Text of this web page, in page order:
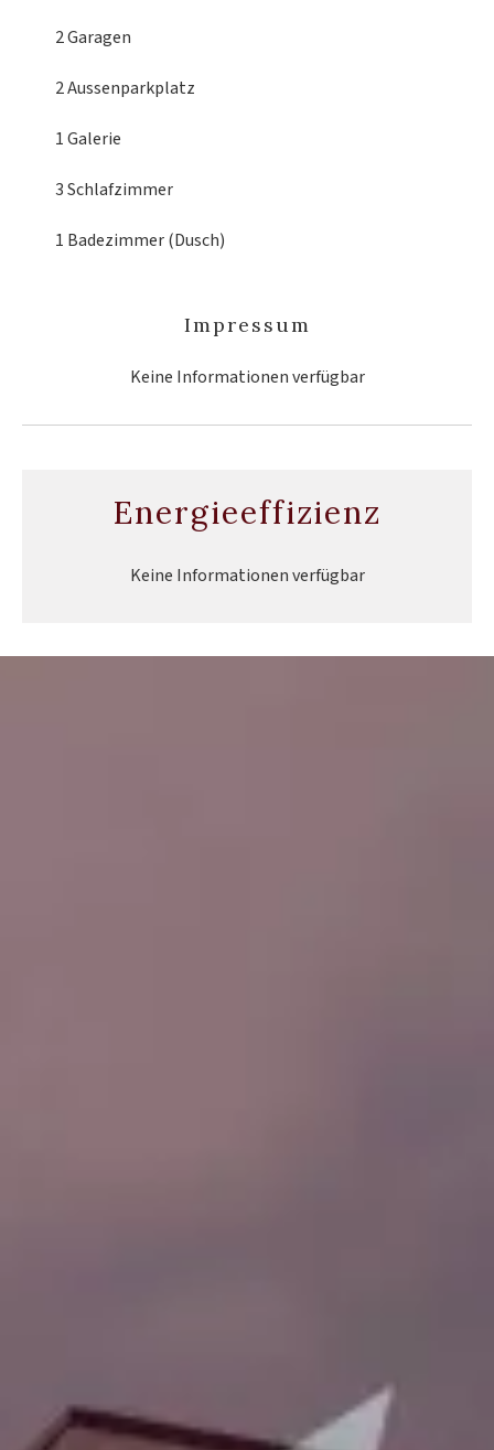
2 Garagen
2 Aussenparkplatz
1 Galerie
3 Schlafzimmer
1 Badezimmer (Dusch)
Impressum
Keine Informationen verfügbar
Energieeffizienz
Keine Informationen verfügbar